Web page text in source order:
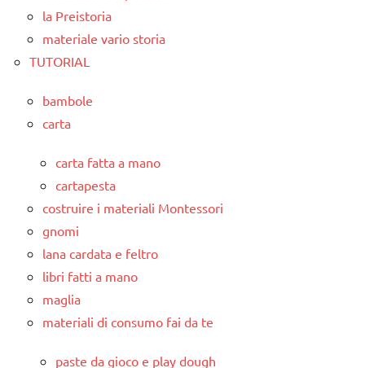
la Preistoria
materiale vario storia
TUTORIAL
bambole
carta
carta fatta a mano
cartapesta
costruire i materiali Montessori
gnomi
lana cardata e feltro
libri fatti a mano
maglia
materiali di consumo fai da te
paste da gioco e play dough